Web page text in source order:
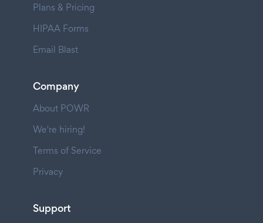
Plans & Pricing
HIPAA Forms
Email Blast
Company
About POWR
We're hiring!
Terms of Service
Privacy
Support